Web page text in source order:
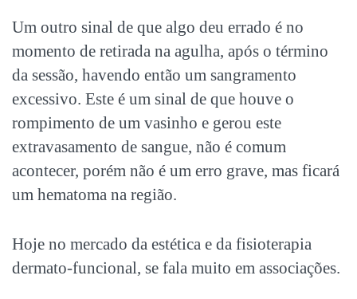
Um outro sinal de que algo deu errado é no
momento de retirada na agulha, após o término
da sessão, havendo então um sangramento
excessivo. Este é um sinal de que houve o
rompimento de um vasinho e gerou este
extravasamento de sangue, não é comum
acontecer, porém não é um erro grave, mas ficará
um hematoma na região.
Hoje no mercado da estética e da fisioterapia
dermato-funcional, se fala muito em associações.